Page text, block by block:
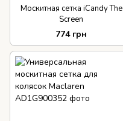
Москитная сетка iCandy The
Screen
774 грн